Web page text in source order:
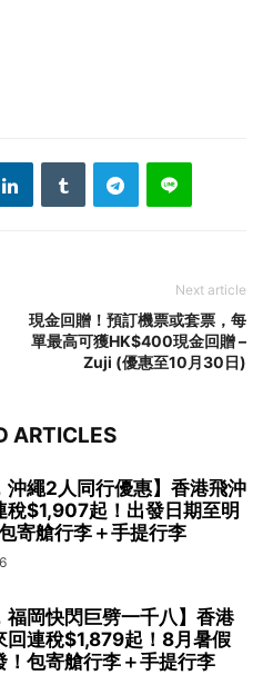
Next article
現金回贈！預訂機票或套票，每
單最高可獲HK$400現金回贈 –
Zuji (優惠至10月30日)
ARTICLES
沖繩2人同行優惠】香港飛沖
稅$1,907起！出發日期至明
寄艙行李＋手提行李
福岡快閃巨劈一千八】香港
回連稅$1,879起！8月暑假
！包寄艙行李＋手提行李